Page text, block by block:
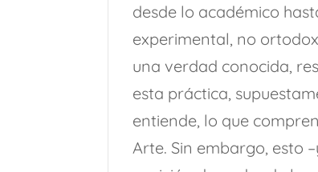
desde lo académico
experimental, no
una verdad conocida,
esta práctica,
entiende, lo que
Arte. Sin embargo, esto